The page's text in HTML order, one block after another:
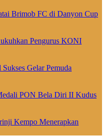
Brimob FC di Danyon Cup
Pengurus KONI
Gelar Pemuda
PON Bela Diri II Kudus
Kempo Menerapkan